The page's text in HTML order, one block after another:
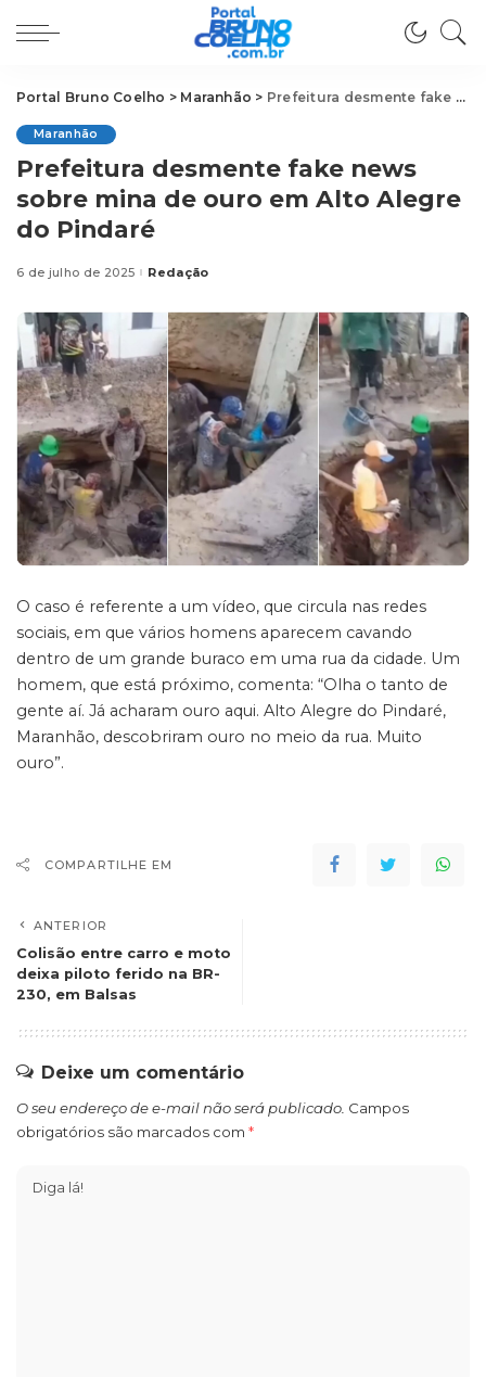
Portal Bruno Coelho > Maranhão > Prefeitura desmente fake news sobre mina de ouro em Alto Alegre do Pindaré
Maranhão
Prefeitura desmente fake news
sobre mina de ouro em Alto Alegre
do Pindaré
6 de julho de 2025Posted
Redação
O caso é referente a um vídeo, que circula nas redes
sociais, em que vários homens aparecem cavando
dentro de um grande buraco em uma rua da cidade. Um
homem, que está próximo, comenta: “Olha o tanto de
gente aí. Já acharam ouro aqui. Alto Alegre do Pindaré,
Maranhão, descobriram ouro no meio da rua. Muito
ouro”.
COMPARTILHE EM
ANTERIOR
Colisão entre carro e moto
deixa piloto ferido na BR-
230, em Balsas
Deixe um comentário
O seu endereço de e-mail não será publicado. Campos
obrigatórios são marcados com *